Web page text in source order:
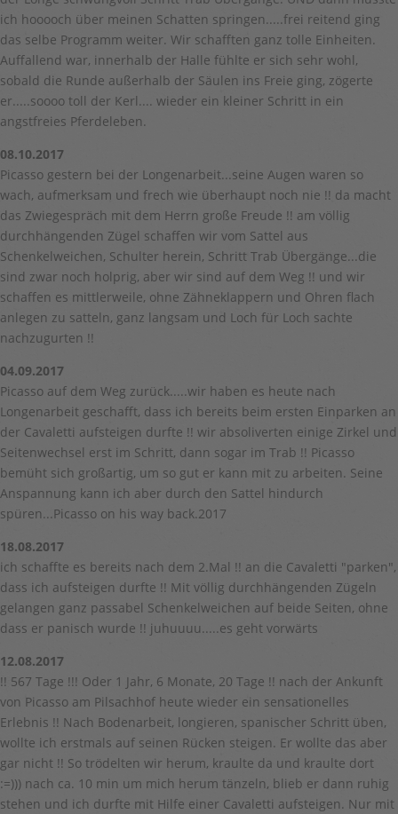
ich hooooch über meinen Schatten springen.....frei reitend ging
das selbe Programm weiter. Wir schafften ganz tolle Einheiten.
Auffallend war, innerhalb der Halle fühlte er sich sehr wohl,
sobald die Runde außerhalb der Säulen ins Freie ging, zögerte
er.....soooo toll der Kerl.... wieder ein kleiner Schritt in ein
angstfreies Pferdeleben.
08.10.2017
Picasso gestern bei der Longenarbeit...seine Augen waren so
wach, aufmerksam und frech wie überhaupt noch nie !! da macht
das Zwiegespräch mit dem Herrn große Freude !! am völlig
durchhängenden Zügel schaffen wir vom Sattel aus
Schenkelweichen, Schulter herein, Schritt Trab Übergänge...die
sind zwar noch holprig, aber wir sind auf dem Weg !! und wir
schaffen es mittlerweile, ohne Zähneklappern und Ohren flach
anlegen zu satteln, ganz langsam und Loch für Loch sachte
nachzugurten !!
04.09.2017
Picasso auf dem Weg zurück.....wir haben es heute nach
Longenarbeit geschafft, dass ich bereits beim ersten Einparken an
der Cavaletti aufsteigen durfte !! wir absoliverten einige Zirkel und
Seitenwechsel erst im Schritt, dann sogar im Trab !! Picasso
bemüht sich großartig, um so gut er kann mit zu arbeiten. Seine
Anspannung kann ich aber durch den Sattel hindurch
spüren...Picasso on his way back.2017
18.08.2017
ich schaffte es bereits nach dem 2.Mal !! an die Cavaletti "parken",
dass ich aufsteigen durfte !! Mit völlig durchhängenden Zügeln
gelangen ganz passabel Schenkelweichen auf beide Seiten, ohne
dass er panisch wurde !! juhuuuu.....es geht vorwärts
12.08.2017
!! 567 Tage !!! Oder 1 Jahr, 6 Monate, 20 Tage !! nach der Ankunft
von Picasso am Pilsachhof heute wieder ein sensationelles
Erlebnis !! Nach Bodenarbeit, longieren, spanischer Schritt üben,
wollte ich erstmals auf seinen Rücken steigen. Er wollte das aber
gar nicht !! So trödelten wir herum, kraulte da und kraulte dort
:=))) nach ca. 10 min um mich herum tänzeln, blieb er dann ruhig
stehen und ich durfte mit Hilfe einer Cavaletti aufsteigen. Nur mit